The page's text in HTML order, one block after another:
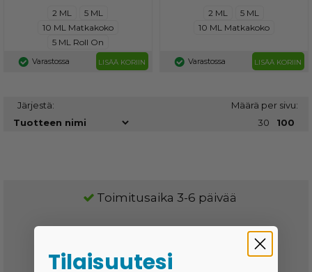
2 ML
5 ML
10 ML Matkakoko
5 ML Roll On
Varastossa LISÄÄ KORIIN
2 ML
5 ML
10 ML Matkakoko
Varastossa LISÄÄ KORIIN
Järjestä:
Määrä per sivu:
30
100
Toimitusaika 3-6 päivää
Ei tulleja ja veroja
Tilaisuutesi